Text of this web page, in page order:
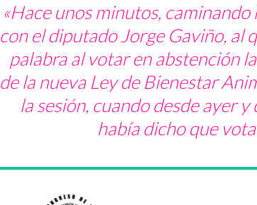
«Hace unos minutos,
con el diputado Jorge Gaviño, al
palabra al votar en abstención
de la nueva Ley de Bienestar
la sesión, cuando desde ayer
había dicho que